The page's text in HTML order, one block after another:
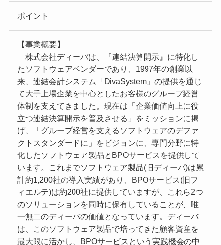
ポイント
【事業概要】
株式会社ディーバは、『連結決算開示』に特化し
たソフトウェアベンダーであり、1997年の創業以
来、連結会計システム「DivaSystem」の提供を通じ
て大手上場企業を中心としたお客様のグループ経営
体制を支えてきました。現在は「企業価値向上に役
立つ連結決算開示を普及させる」をミッションに掲
げ、「グループ経営を支えるソフトウェアのデファ
クトスタンダードに」をビジョンに、専門分野に特
化したソフトウェア製品とBPOサービスを提供して
います。これまでソフトウェア製品(旧ディーバ)は累
計約1,200社の導入実績があり、BPOサービス(旧フ
ィエルテ)は約200社に提供していますが、これら2つ
のソリューションを同時に保有していることが、唯
一無二のディーバの価値となっています。ディーバ
は、このソフトウェア製品で培ってきた顧客資産を
最大限に活かし、BPOサービスという実践機会の中